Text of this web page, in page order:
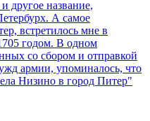
другое название,
А самое
встретилось мне в
годом. В одном
со сбором и отправкой
армии, упоминалось, что
Низино в город Питер"